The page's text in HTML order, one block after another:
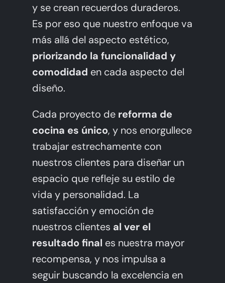
y se crean recuerdos duraderos.
Es por eso que nuestro enfoque va
más allá del aspecto estético,
priorizando la funcionalidad y
comodidad en cada aspecto del
diseño.
Cada proyecto de reforma de
cocina es único, y nos enorgullece
trabajar estrechamente con
nuestros clientes para diseñar un
espacio que refleje su estilo de
vida y personalidad. La
satisfacción y emoción de
nuestros clientes al ver el
resultado final es nuestra mayor
recompensa, y nos impulsa a
seguir buscando la excelencia en